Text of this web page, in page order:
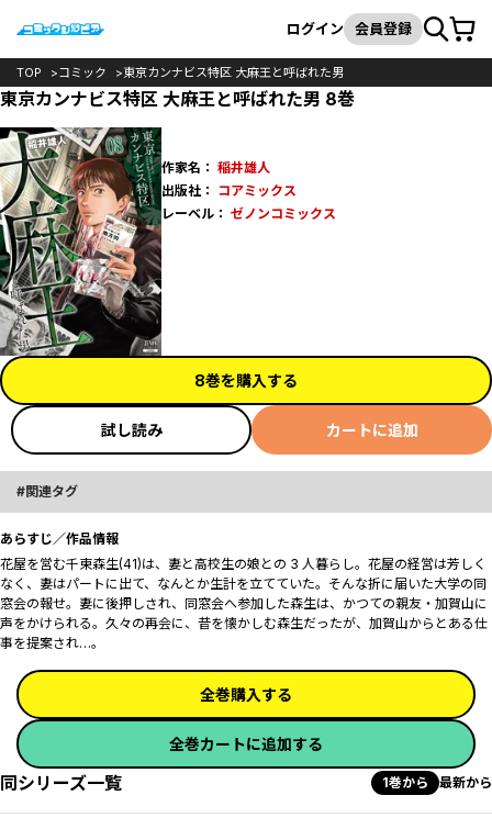
検索
ログイン 会員登録カート
TOP コミック 東京カンナビス特区 大麻王と呼ばれた男
東京カンナビス特区 大麻王と呼ばれた男 8巻
作家名： 稲井雄人
出版社：
コアミックス
レーベル： ゼノンコミックス
8巻を購入する
試し読み カートに追加
関連タグ
あらすじ／作品情報
花屋を営む千東森生(41)は、妻と高校生の娘との 3 人暮らし。花屋の経営は芳しく
なく、妻はパートに出て、なんとか生計を立てていた。そんな折に届いた大学の同
窓会の報せ。妻に後押しされ、同窓会へ参加した森生は、かつての親友・加賀山に
声をかけられる。久々の再会に、昔を懐かしむ森生だったが、加賀山からとある仕
事を提案され…。
全巻購入する
全巻カートに追加する
同シリーズ一覧 1巻から 最新から